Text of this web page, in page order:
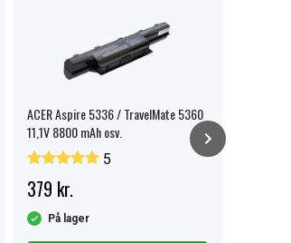
ACER Aspire 5336 / TravelMate 5360
11,1V 8800 mAh osv.
5
379 kr.
På lager